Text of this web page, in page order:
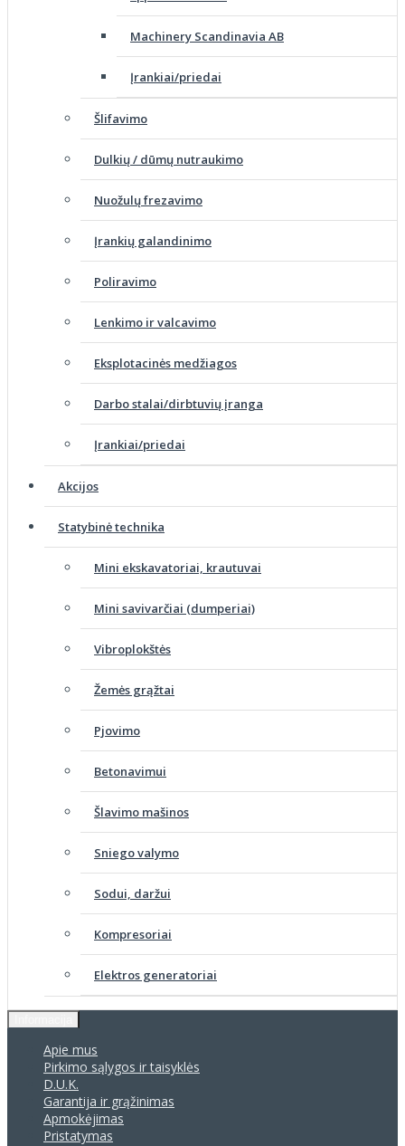
Machinery Scandinavia AB
Įrankiai/priedai
Šlifavimo
Dulkių / dūmų nutraukimo
Nuožulų frezavimo
Įrankių galandinimo
Poliravimo
Lenkimo ir valcavimo
Eksplotacinės medžiagos
Darbo stalai/dirbtuvių įranga
Įrankiai/priedai
Akcijos
Statybinė technika
Mini ekskavatoriai, krautuvai
Mini savivarčiai (dumperiai)
Vibroplokštės
Žemės grąžtai
Pjovimo
Betonavimui
Šlavimo mašinos
Sniego valymo
Sodui, daržui
Kompresoriai
Elektros generatoriai
Apie mus
Pirkimo sąlygos ir taisyklės
D.U.K.
Garantija ir grąžinimas
Apmokėjimas
Pristatymas